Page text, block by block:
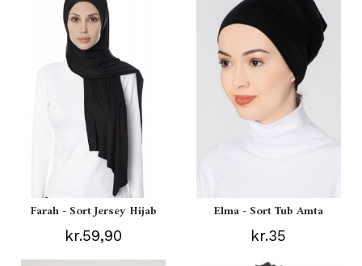
Farah - Sort Jersey Hijab
kr.59,90
Elma - Sort Tub Amta
kr.35